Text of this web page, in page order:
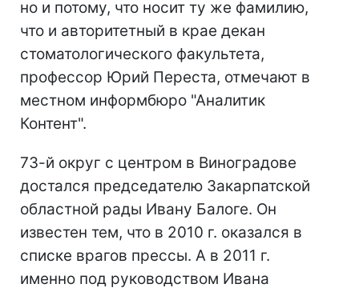
но и потому, что носит ту же фамилию,
что и авторитетный в крае декан
стоматологического факультета,
профессор Юрий Переста, отмечают в
местном информбюро "Аналитик
Контент".
73-й округ с центром в Виноградове
достался председателю Закарпатской
областной рады Ивану Балоге. Он
известен тем, что в 2010 г. оказался в
списке врагов прессы. А в 2011 г.
именно под руководством Ивана